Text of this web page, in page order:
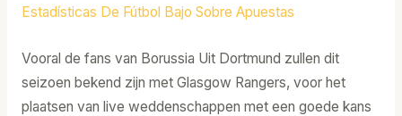
Estadísticas De Fútbol Bajo Sobre Apuestas
Vooral de fans van Borussia Uit Dortmund zullen dit
seizoen bekend zijn met Glasgow Rangers, voor het
plaatsen van live weddenschappen met een goede kans